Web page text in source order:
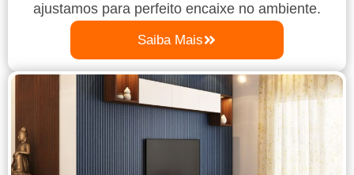
ajustamos para perfeito encaixe no ambiente.
Saiba Mais